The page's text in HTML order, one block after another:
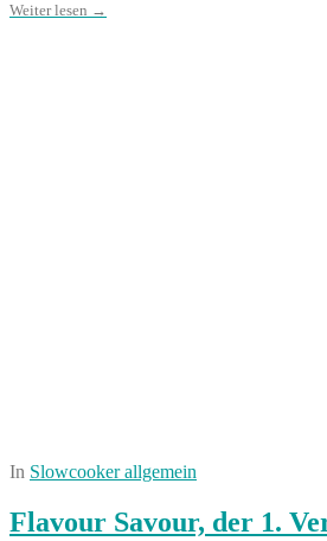
Weiter lesen →
In Slowcooker allgemein
Flavour Savour, der 1.